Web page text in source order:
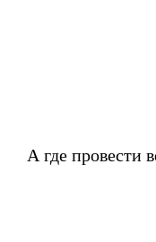
А где провести